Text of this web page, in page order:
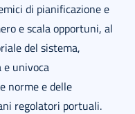
di pianificazione e
e scala opportuni, al
del sistema,
e univoca
norme e delle
regolatori portuali.